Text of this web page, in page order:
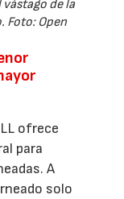
de la
Foto: Open
ofrece
para
A
solo